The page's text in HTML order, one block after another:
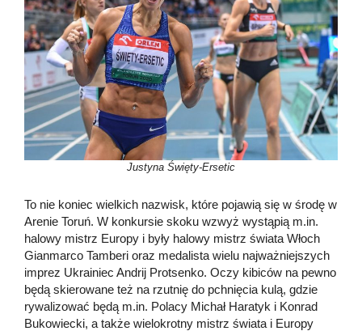
Justyna Święty-Ersetic
To nie koniec wielkich nazwisk, które pojawią się w środę w
Arenie Toruń. W konkursie skoku wzwyż wystąpią m.in.
halowy mistrz Europy i były halowy mistrz świata Włoch
Gianmarco Tamberi oraz medalista wielu najważniejszych
imprez Ukrainiec Andrij Protsenko. Oczy kibiców na pewno
będą skierowane też na rzutnię do pchnięcia kulą, gdzie
rywalizować będą m.in. Polacy Michał Haratyk i Konrad
Bukowiecki, a także wielokrotny mistrz świata i Europy